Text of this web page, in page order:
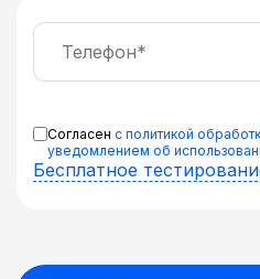
Согласен с политикой
уведомлением об
Бесплатное